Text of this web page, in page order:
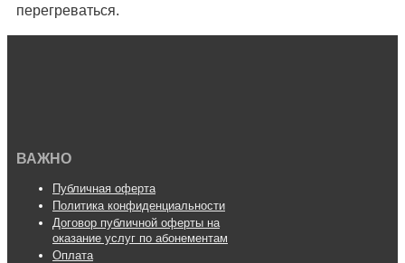
перегреваться.
ВАЖНО
Публичная оферта
Политика конфиденциальности
Договор публичной оферты на
оказание услуг по абонементам
Оплата